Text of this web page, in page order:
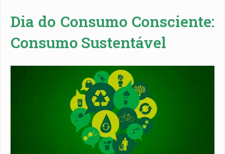
Dia do Consumo Consciente:
Consumo Sustentável